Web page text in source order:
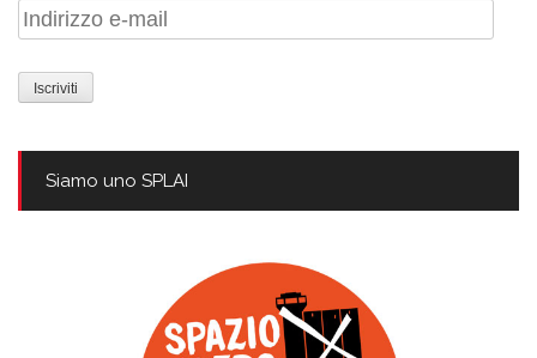
Indirizzo
e-
mail
Siamo uno SPLAI